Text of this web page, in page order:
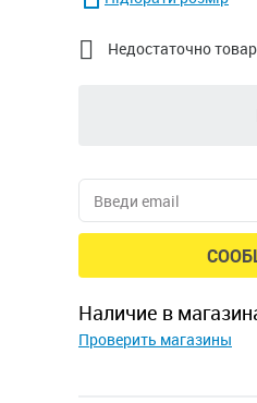
 Недостаточно
наличие в
Проверить магазины